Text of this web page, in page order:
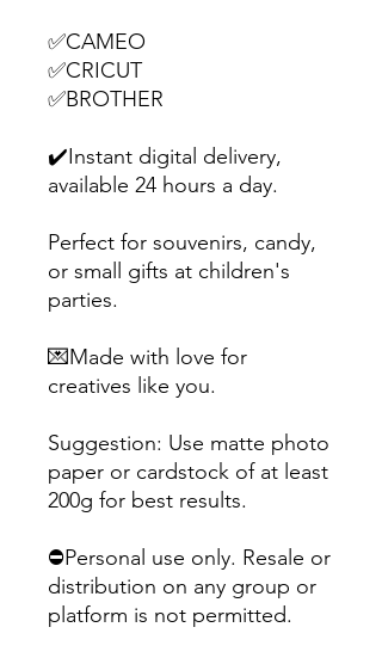
✅CAMEO
✅CRICUT
✅BROTHER
✔️Instant digital delivery,
available 24 hours a day.
Perfect for souvenirs, candy,
or small gifts at children's
parties.
💌Made with love for
creatives like you.
Suggestion: Use matte photo
paper or cardstock of at least
200g for best results.
⛔Personal use only. Resale or
distribution on any group or
platform is not permitted.